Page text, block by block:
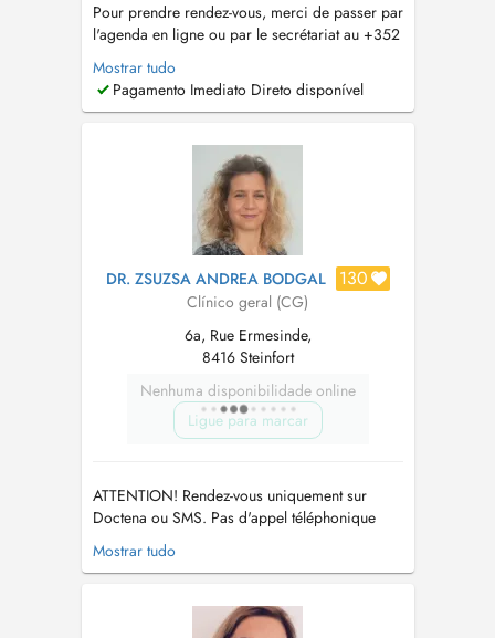
Pour prendre rendez-vous, merci de passer par
l'agenda en ligne ou par le secrétariat au +352
26 59 89 21. Le secrétariat est joignable de 8h
à 12h du lundi au vendredi. Pour les
renouvellements d'ordonnance ou demande de
suivant : sec.medical....
Mostrar tudo
Pagamento Imediato Direto disponível
DR. ZSUZSA ANDREA BODGAL 130
Clínico geral (CG)
6a, Rue Ermesinde,
8416 Steinfort
Nenhuma disponibilidade online
Ligue para marcar
ATTENTION! Rendez-vous uniquement sur
Doctena ou SMS. Pas d'appel téléphonique
s.v.p. PARKING: Vous pouvez vous garer sur le
parking autour des bâtiments gratuitement et
pied sur la zone piétonne entre les nouveaux
bâtiments durant 50 m. La p...
Mostrar tudo